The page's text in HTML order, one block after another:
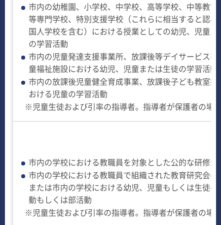
市内の幼稚園、小学校、中学校、高等学校、中等教育
等専門学校、特別支援学校（これらに相当すると認め
国人学校を含む）における授業としての幼児、児童ま
の学習活動
市内の児童発達支援事業所、放課後等デイサービス事
童福祉施設における幼児、児童または生徒の学習活動
市内の放課後児童健全育成事業、放課後子ども教室推
おける児童の学習活動
※児童生徒および引率の指導者。指導者が保護者の場
市内の学校における教職員を対象とした公的な研修活
市内の学校における教職員で組織された教育研究会の
または市内の学校における幼児、児童もしくは生徒の
動もしくは部活動
※児童生徒および引率の指導者。指導者が保護者の場